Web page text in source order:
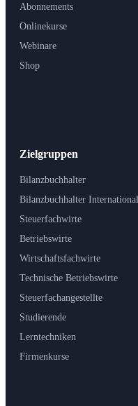
Abonnements
Onlinekurse
Webinare
Shop
Zielgruppen
Bilanzbuchhalter
Bilanzbuchhalter International
Steuerfachwirte
Betriebswirte
Wirtschaftsfachwirte
Technische Betriebswirte
Steuerfachangestellte
Studierende
Lerntechniken
Firmenkurse